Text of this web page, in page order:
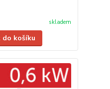
skladem
do košíku